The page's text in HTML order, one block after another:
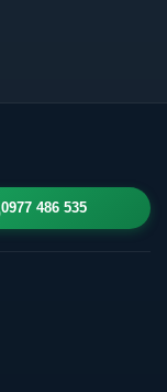
0977 486 535